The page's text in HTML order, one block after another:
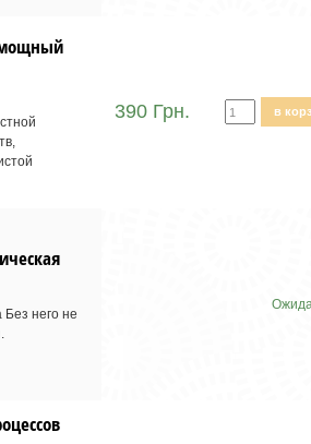
мощный
390 Грн. в
Без него не